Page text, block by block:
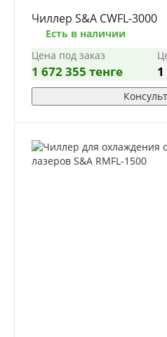
Чиллер S&A CWFL-3000
Есть в наличии
Цена под заказ
1 672 355 тенге